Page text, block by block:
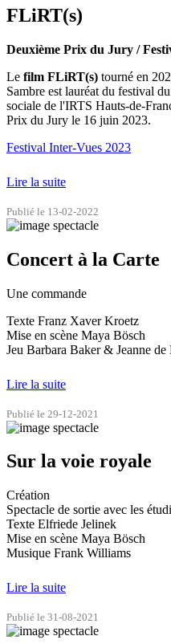
FLiRT(s)
Deuxième Prix du Jury /
Le film FLiRT(s) tourné en
Sambre est lauréat du festival
sociale de l'IRTS Hauts-de-
Prix du Jury le 16 juin 2023.
Festival Inter-Vues 2023
Lire la suite
Publié le 13-02-2022
Concert à la Carte
Une commande
Texte Franz Xaver Kroetz
Mise en scène Maya Bösch
Jeu Barbara Baker & Jeanne de
Lire la suite
Publié le 29-12-2021
Sur la voie royale
Création
Spectacle de sortie avec les
Texte Elfriede Jelinek
Mise en scène Maya Bösch
Musique Frank Williams
Lire la suite
Publié le 31-08-2021